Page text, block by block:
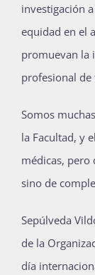
investigación
equidad en el
promuevan la
profesional de
Somos
la Facultad, y
médicas, pero
sino de
Sepúlveda
de la
día